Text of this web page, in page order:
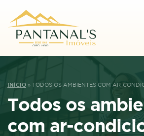
INÍCIO » TODOS OS AMBIENTES COM AR-
Todos os
com ar-